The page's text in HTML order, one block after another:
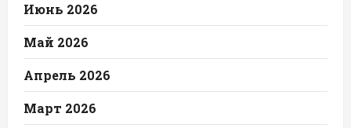
Июнь 2026
Май 2026
Апрель 2026
Март 2026